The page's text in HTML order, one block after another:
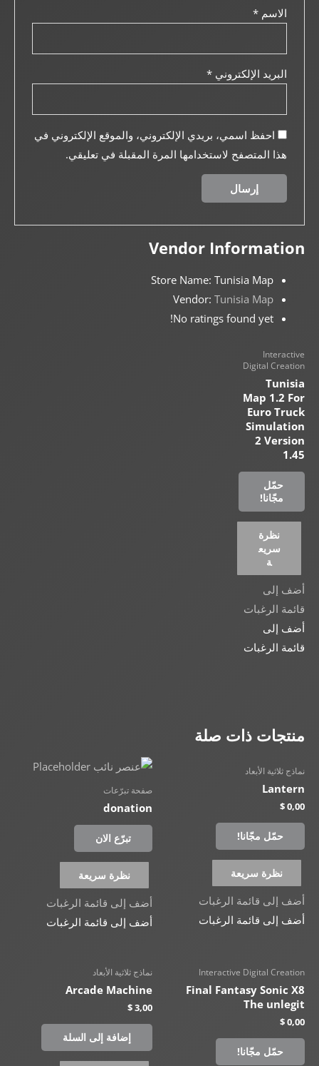
الاسم*
البريد الإلكتروني*
احفظ اسمي، بريدي الإلكتروني، والموقع الإلكتروني في
هذا المتصفح لاستخدامها المرة المقبلة في تعليقي.
Vendor Information
Store Name: Tunisia Map
Vendor:Tunisia Map
No ratings found yet!
Interactive
Digital Creation
Tunisia
Map 1.2 For
Euro Truck
Simulation
2 Version
1.45
حمّل
مجّانا!
نظرة
سريع
ة
أضف إلى
قائمة الرغبات
أضف إلى
قائمة الرغبات
منتجات ذات صلة
نماذج ثلاثية الأبعاد
Lantern
$0,00
حمّل مجّانا!
نظرة سريعة
أضف إلى قائمة الرغبات
أضف إلى قائمة الرغبات
صفحة تبرّعات
donation
تبرّع الان
نظرة سريعة
أضف إلى قائمة الرغبات
أضف إلى قائمة الرغبات
Interactive Digital Creation
Final Fantasy Sonic X8
The unlegit
$0,00
حمّل مجّانا!
نماذج ثلاثية الأبعاد
Arcade Machine
$3,00
إضافة إلى السلة